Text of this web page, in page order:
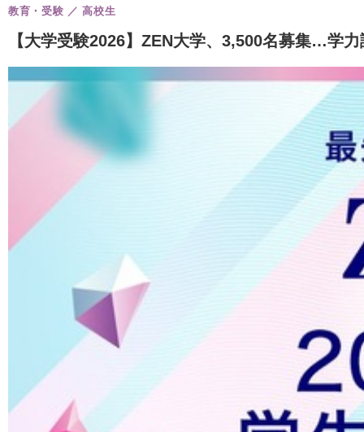
【大学受験2026】ZEN大学、3,500名募集…学
教育・受験 高校生